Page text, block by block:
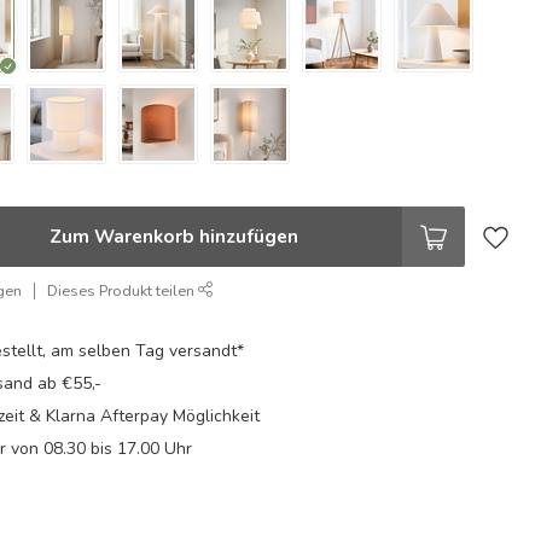
Zum Warenkorb hinzufügen
Dieses Produkt teilen
am selben Tag versandt*
ab €55,-
& Klarna Afterpay Möglichkeit
von 08.30 bis 17.00 Uhr